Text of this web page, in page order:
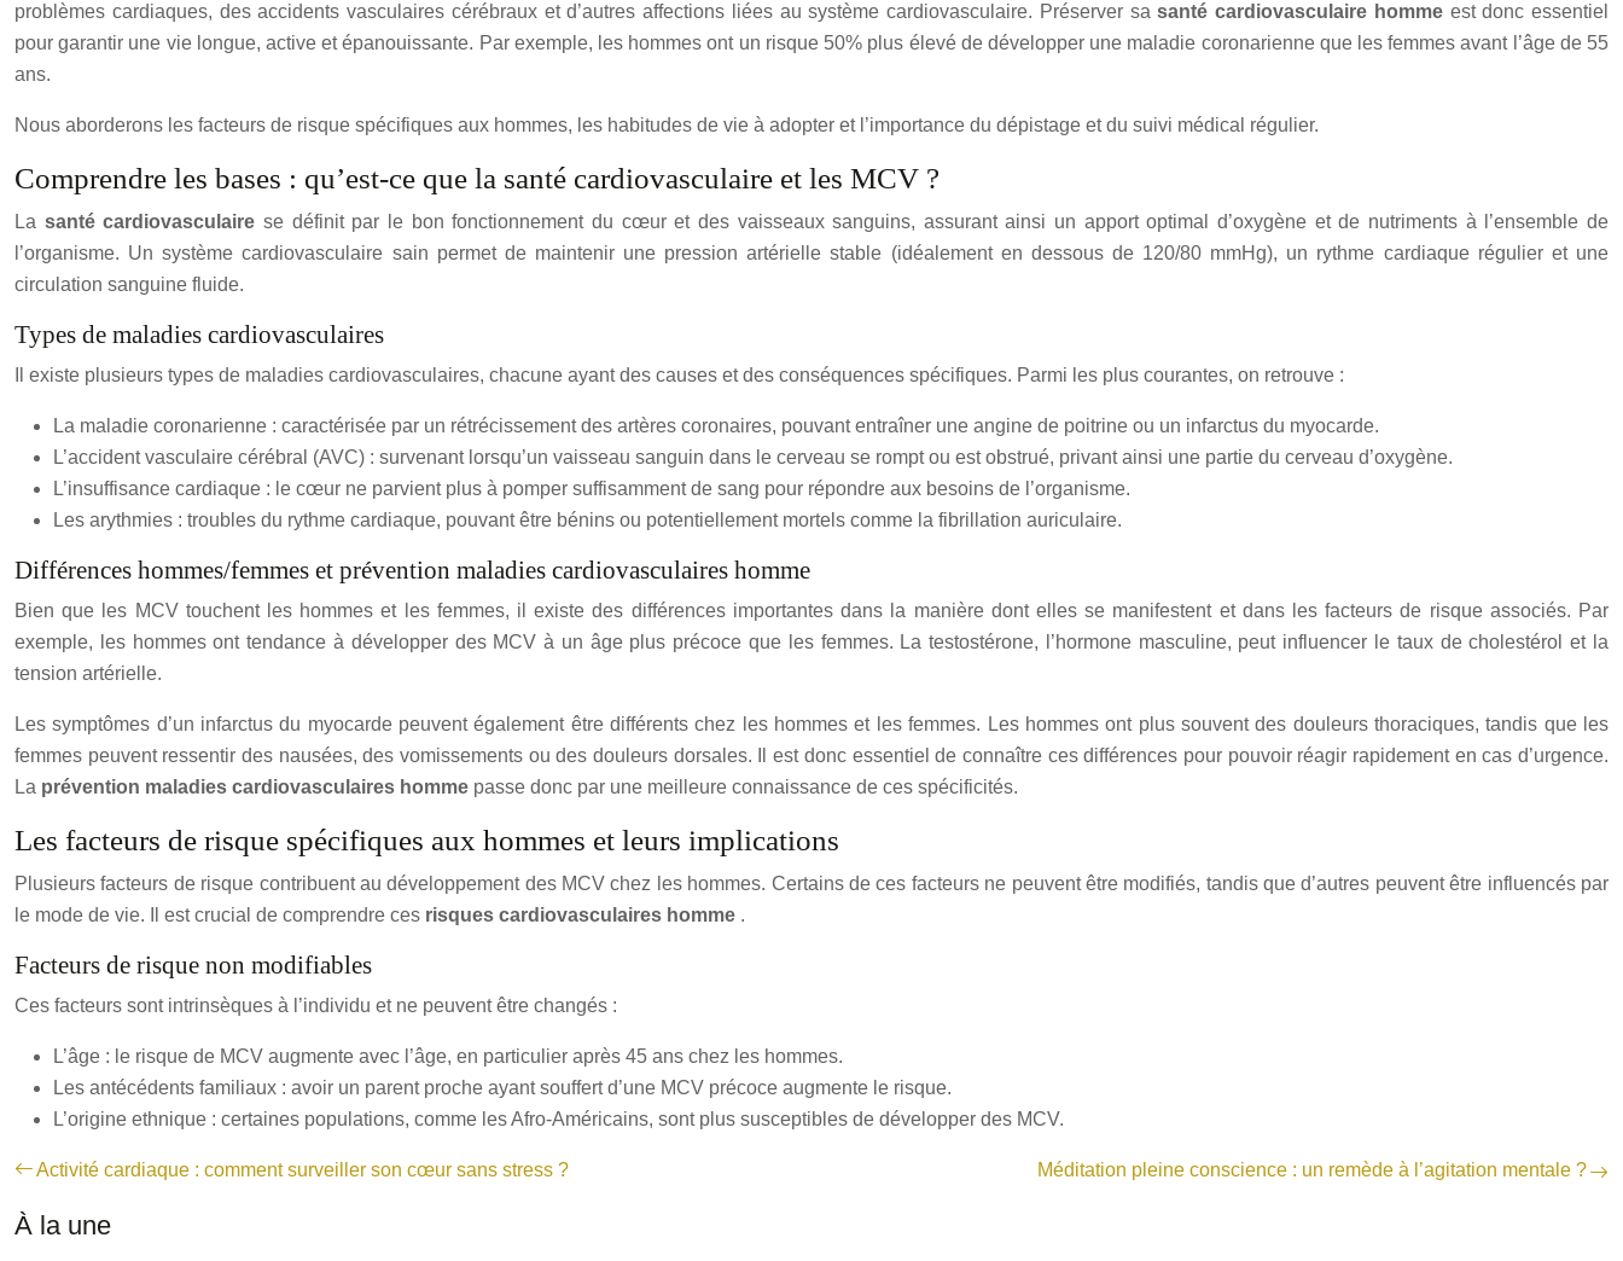
problèmes cardiaques, des accidents vasculaires cérébraux et d’autres affections liées au système cardiovasculaire. Préserver sasanté cardiovasculaire homme est donc essentiel
pour garantir une vie longue, active et épanouissante. Par exemple, les hommes ont un risque 50% plus élevé de développer une maladie coronarienne que les femmes avant l’âge de 55
ans.
Nous aborderons les facteurs de risque spécifiques aux hommes, les habitudes de vie à adopter et l’importance du dépistage et du suivi médical régulier.
Comprendre les bases : qu’est-ce que la santé cardiovasculaire et les MCV ?
La santé cardiovasculaire se définit par le bon fonctionnement du cœur et des vaisseaux sanguins, assurant ainsi un apport optimal d’oxygène et de nutriments à l’ensemble de
l’organisme. Un système cardiovasculaire sain permet de maintenir une pression artérielle stable (idéalement en dessous de 120/80 mmHg), un rythme cardiaque régulier et une
circulation sanguine fluide.
Types de maladies cardiovasculaires
Il existe plusieurs types de maladies cardiovasculaires, chacune ayant des causes et des conséquences spécifiques. Parmi les plus courantes, on retrouve :
La maladie coronarienne : caractérisée par un rétrécissement des artères coronaires, pouvant entraîner une angine de poitrine ou un infarctus du myocarde.
L’accident vasculaire cérébral (AVC) : survenant lorsqu’un vaisseau sanguin dans le cerveau se rompt ou est obstrué, privant ainsi une partie du cerveau d’oxygène.
L’insuffisance cardiaque : le cœur ne parvient plus à pomper suffisamment de sang pour répondre aux besoins de l’organisme.
Les arythmies : troubles du rythme cardiaque, pouvant être bénins ou potentiellement mortels comme la fibrillation auriculaire.
Différences hommes/femmes et prévention maladies cardiovasculaires homme
Bien que les MCV touchent les hommes et les femmes, il existe des différences importantes dans la manière dont elles se manifestent et dans les facteurs de risque associés. Par
exemple, les hommes ont tendance à développer des MCV à un âge plus précoce que les femmes. La testostérone, l’hormone masculine, peut influencer le taux de cholestérol et la
tension artérielle.
Les symptômes d’un infarctus du myocarde peuvent également être différents chez les hommes et les femmes. Les hommes ont plus souvent des douleurs thoraciques, tandis que les
femmes peuvent ressentir des nausées, des vomissements ou des douleurs dorsales. Il est donc essentiel de connaître ces différences pour pouvoir réagir rapidement en cas d’urgence.
La prévention maladies cardiovasculaires homme passe donc par une meilleure connaissance de ces spécificités.
Les facteurs de risque spécifiques aux hommes et leurs implications
Plusieurs facteurs de risque contribuent au développement des MCV chez les hommes. Certains de ces facteurs ne peuvent être modifiés, tandis que d’autres peuvent être influencés par
le mode de vie. Il est crucial de comprendre ces risques cardiovasculaires homme .
Facteurs de risque non modifiables
Ces facteurs sont intrinsèques à l’individu et ne peuvent être changés :
L’âge : le risque de MCV augmente avec l’âge, en particulier après 45 ans chez les hommes.
Les antécédents familiaux : avoir un parent proche ayant souffert d’une MCV précoce augmente le risque.
L’origine ethnique : certaines populations, comme les Afro-Américains, sont plus susceptibles de développer des MCV.
Activité cardiaque : comment surveiller son cœur sans stress ? Méditation pleine conscience : un remède à l’agitation mentale ?
À la une